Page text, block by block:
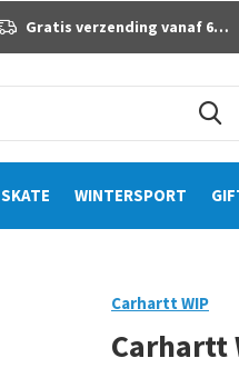
SKATE WINTERSPORT
Gratis verzending vanaf 60 euro
Carhartt WIP
Carhartt